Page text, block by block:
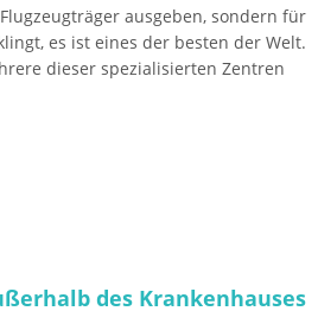
ausgeben, sondern für
es ist eines der besten der Welt.
dieser spezialisierten Zentren
des Krankenhauses